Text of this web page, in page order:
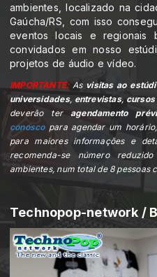
ambientes, localizado na
Gaúcha/RS, com isso
eventos locais e regionais
convidados em nosso
projetos de áudio e vídeo.
IMPORTANTE:As visitas ao
universidades, entrevistas,
deverão ter agendamento
conoscopara agendar um
para maiores informações e
recomenda-se número
ambientes, num total de 8 pessoas
Technopop-network /